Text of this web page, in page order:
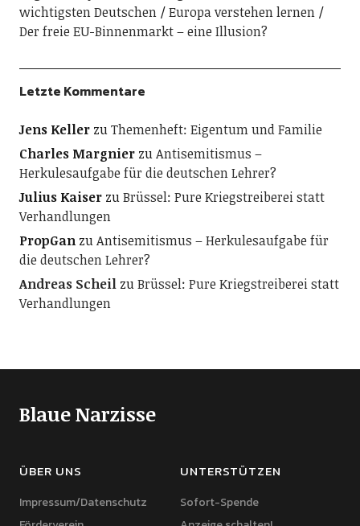
wichtigsten Deutschen
Europa verstehen lernen
Der freie EU-Binnenmarkt – eine Illusion?
Letzte Kommentare
Jens KellerzuThemenheft: Eigentum und Familie
Charles MargnierzuAntisemitismus –
Herkulesaufgabe für die deutschen Lehrer?
Julius KaiserzuBrüssel: Pure Kriegstreiberei statt
Verhandlungen
PropGanzuAntisemitismus – Herkulesaufgabe für
die deutschen Lehrer?
Andreas ScheilzuBrüssel: Pure Kriegstreiberei statt
Verhandlungen
Blaue Narzisse
ÜBER UNS
Impressum/Datenschutz
UNTERSTÜTZEN
Sofort-Spende